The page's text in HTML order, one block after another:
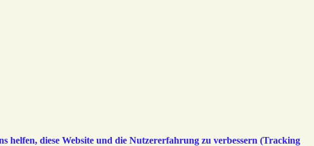
helfen, diese Website und die Nutzererfahrung zu verbessern (Tracking